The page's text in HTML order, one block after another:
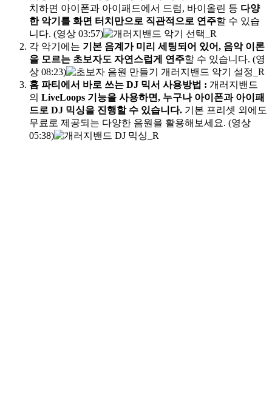
치하면 아이폰과 아이패드에서 드럼, 바이올린 등 다양
한 악기를 화면 터치만으로 직관적으로 연주할 수 있습
니다. (영상 03:57)
각 악기에는 기본 음계가 미리 세팅되어 있어, 음악 이론
을 모르는 초보자도 자연스럽게 연주할 수 있습니다. (영
상 08:23)
홈 파티에서 바로 쓰는 DJ 믹서 사용방법 : 개러지밴드
의 LiveLoops 기능을 사용하면, 누구나 아이폰과 아이패
드로 DJ 믹싱을 진행할 수 있습니다. 기본 프리셋 외에도
무료로 제공되는 다양한 음원을 활용해보세요. (영상
05:38)